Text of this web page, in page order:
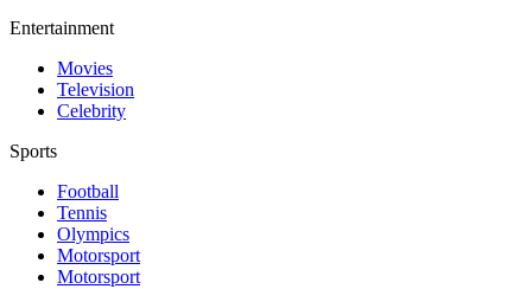
Entertainment
Movies
Television
Celebrity
Sports
Football
Tennis
Olympics
Motorsport
Motorsport